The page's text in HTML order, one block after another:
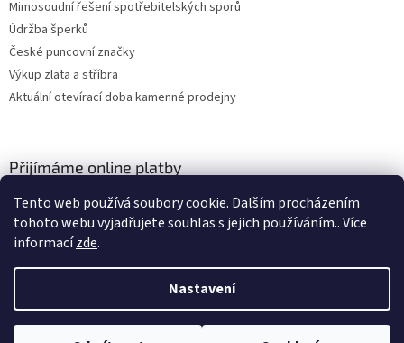
Tento web používá soubory cookie. Dalším procházením
tohoto webu vyjadřujete souhlas s jejich používáním.. Více
informacízde.
Nastavení
Mimosoudní řešení spotřebitelských sporů
Údržba šperků
České puncovní značky
Výkup zlata a stříbra
Aktuální otevírací doba kamenné prodejny
Přijímáme online platby
Vytvořil Shoptet